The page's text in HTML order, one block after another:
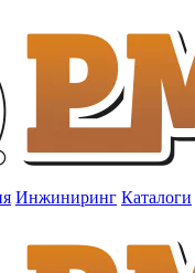
Инжиниринг Каталоги